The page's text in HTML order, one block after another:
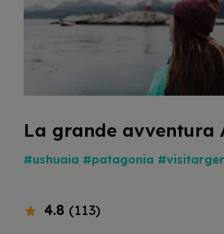
La grande avventura
#ushuaia #patagonia
4.8 (113)